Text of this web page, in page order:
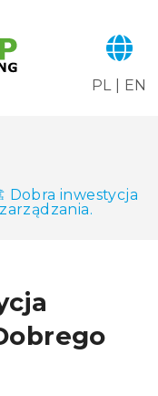
PL EN
Dobra inwestycja